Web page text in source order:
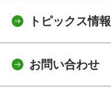
トピックス情報
お問い合わせ